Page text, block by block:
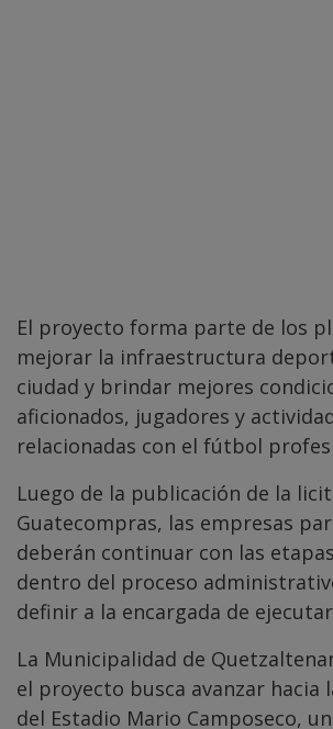
El proyecto forma parte de los
mejorar la infraestructura
ciudad y brindar mejores
aficionados, jugadores y
relacionadas con el fútbol
Luego de la publicación de la
Guatecompras, las empresas
deberán continuar con las
dentro del proceso
definir a la encargada de
La Municipalidad de
el proyecto busca avanzar hacia
del Estadio Mario Camposeco,